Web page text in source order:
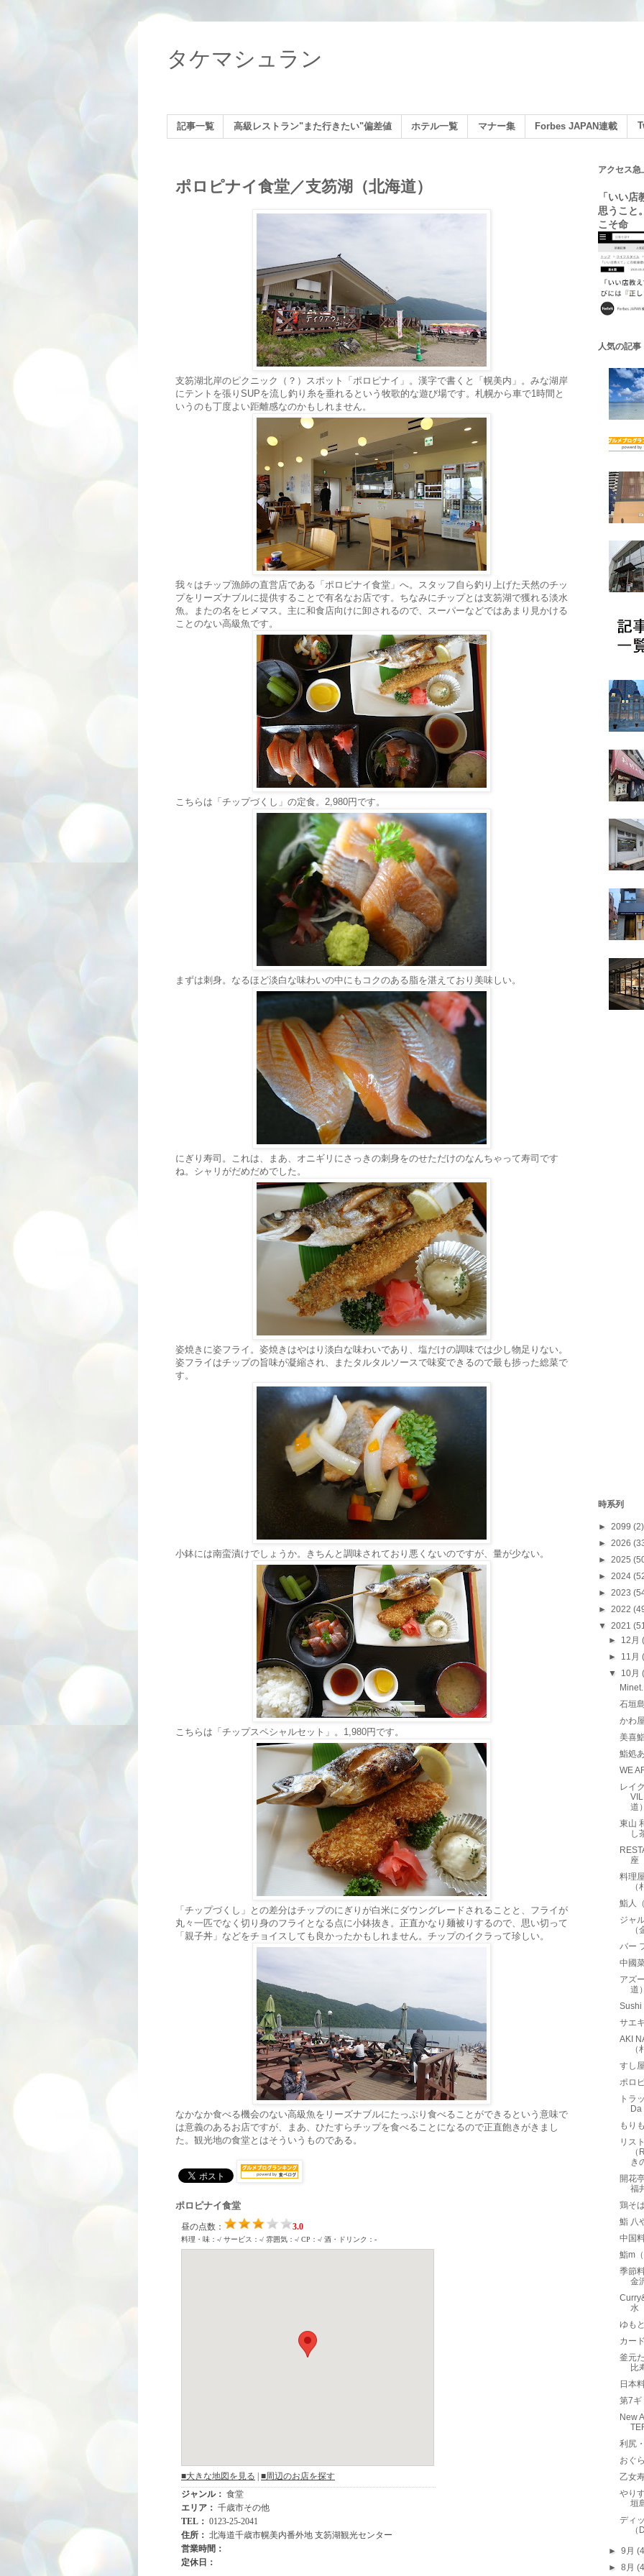
タケマシュラン
記事一覧 高級レストラン"また行きたい"偏差値 ホテル一覧 マナー集 Forbes JAPAN連載
ポロピナイ食堂／支笏湖（北海道）
支笏湖北岸のピクニック（？）スポット「ポロピナイ」。漢字で書くと「幌美内」。みな湖岸
にテントを張りSUPを流し釣り糸を垂れるという牧歌的な遊び場です。札幌から車で1時間と
いうのも丁度よい距離感なのかもしれません。
我々はチップ漁師の直営店である「ポロピナイ食堂」へ。スタッフ自ら釣り上げた天然のチッ
プをリーズナブルに提供することで有名なお店です。ちなみにチップとは支笏湖で獲れる淡水
魚。またの名をヒメマス。主に和食店向けに卸されるので、スーパーなどではあまり見かける
ことのない高級魚です。
こちらは「チップづくし」の定食。2,980円です。
まずは刺身。なるほど淡白な味わいの中にもコクのある脂を湛えており美味しい。
にぎり寿司。これは、まあ、オニギリにさっきの刺身をのせただけのなんちゃって寿司です
ね。シャリがだめだめでした。
姿焼きに姿フライ。姿焼きはやはり淡白な味わいであり、塩だけの調味では少し物足りない。
姿フライはチップの旨味が凝縮され、またタルタルソースで味変できるので最も捗った総菜で
す。
小鉢には南蛮漬けでしょうか。きちんと調味されており悪くないのですが、量が少ない。
こちらは「チップスペシャルセット」。1,980円です。
「チップづくし」との差分はチップのにぎりが白米にダウングレードされることと、フライが
丸々一匹でなく切り身のフライとなる点に小鉢抜き。正直かなり麺被りするので、思い切って
「親子丼」などをチョイスしても良かったかもしれません。チップのイクラって珍しい。
なかなか食べる機会のない高級魚をリーズナブルにたっぷり食べることができるという意味で
は意義のあるお店ですが、まあ、ひたすらチップを食べることになるので正直飽きがきまし
た。観光地の食堂とはそういうものである。
ポロピナイ食堂
アクセス急
「いい
思うこと
こそ命
人気の記事
時系列
► 2099 (2)
► 2026
► 2025
► 2024
► 2023
► 2022
▼ 2021
► 12月
► 11月
▼ 10月
石垣
かわ
美喜
鮨処
WE
レイ
道
東山
し
座
料理
鮨人
ジャ
バー
中國
アズ
道
Sushi
サエ
AKI
すし
ポロ
トラ
もり
リス
き
開花
福
鶏そ
鮨 八
中国
鮨m
季節
金
水
ゆも
カー
釜元
比
日本
第7ギ
New
利尻
おぐ
乙女
やり
垣
ディ
►9月
►8月